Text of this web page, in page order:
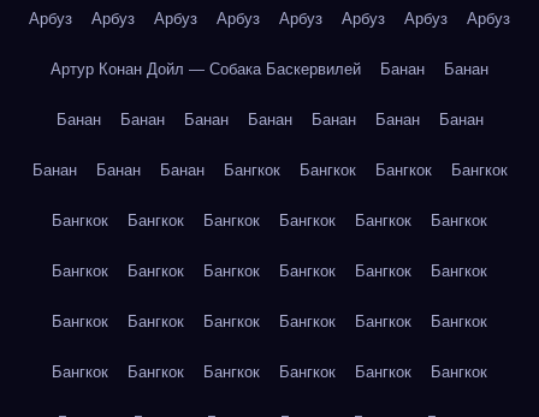
Арбуз Арбуз Арбуз Арбуз Арбуз Арбуз Арбуз Арбуз
Артур Конан Дойл — Собака Баскервилей Банан Банан
Банан Банан Банан Банан Банан Банан Банан
Банан Банан Банан Бангкок Бангкок Бангкок Бангкок
Бангкок Бангкок Бангкок Бангкок Бангкок Бангкок
Бангкок Бангкок Бангкок Бангкок Бангкок Бангкок
Бангкок Бангкок Бангкок Бангкок Бангкок Бангкок
Бангкок Бангкок Бангкок Бангкок Бангкок Бангкок